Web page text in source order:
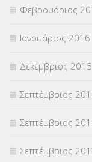
Φεβρουάριος
Ιανουάριος 2016
Δεκέμβριος 2015
Σεπτέμβριος
Σεπτέμβριος
Σεπτέμβριος